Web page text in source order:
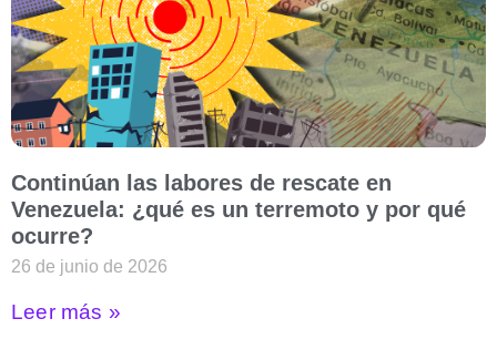
Continúan las labores de rescate en
Venezuela: ¿qué es un terremoto y por qué
ocurre?
26 de junio de 2026
Leer más »